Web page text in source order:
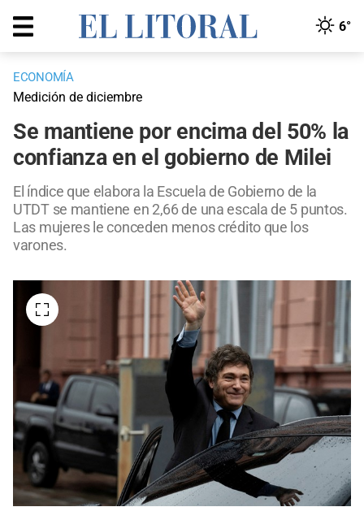
6°
ECONOMÍA
Medición de diciembre
Se mantiene por encima del 50% la
confianza en el gobierno de Milei
El índice que elabora la Escuela de Gobierno de la
UTDT se mantiene en 2,66 de una escala de 5 puntos.
Las mujeres le conceden menos crédito que los
varones.